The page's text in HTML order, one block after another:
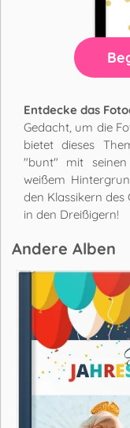
Entdecke das
Gedacht, um die
bietet dieses
"bunt" mit
weißem
den Klassikern
in den Dreißigern!
Andere Alben